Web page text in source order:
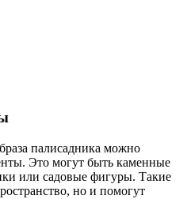
палисадника можно
Это могут быть каменные
или садовые фигуры. Такие
но и помогут